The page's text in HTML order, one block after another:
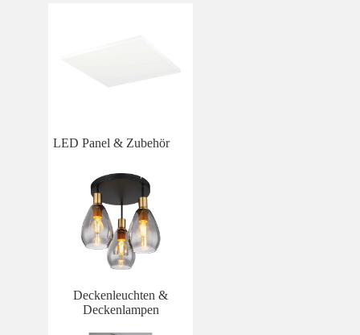
LED Panel & Zubehör
Deckenleuchten &
Deckenlampen